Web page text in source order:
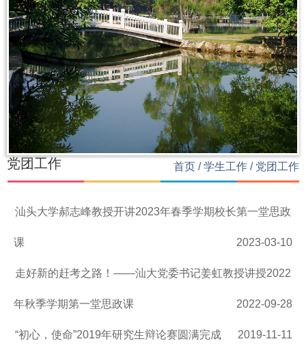
党团工作 首页 /学生工作 / 党团工作
汕头大学郝志峰教授开讲2023年春季学期校长第一堂思政
课 2023-03-10
走好新的赶考之路！——汕大党委书记姜虹教授讲授2022
年秋季学期第一堂思政课 2022-09-28
“初心，使命”2019年研究生辩论赛圆满完成 2019-11-11